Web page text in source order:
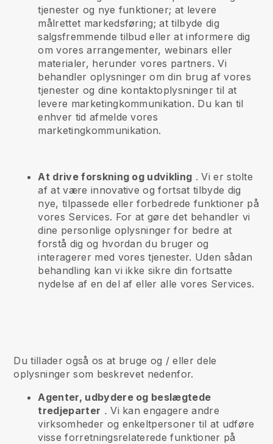
tjenester og nye funktioner; at levere
målrettet markedsføring; at tilbyde dig
salgsfremmende tilbud eller at informere dig
om vores arrangementer, webinars eller
materialer, herunder vores partners. Vi
behandler oplysninger om din brug af vores
tjenester og dine kontaktoplysninger til at
levere marketingkommunikation. Du kan til
enhver tid afmelde vores
marketingkommunikation.
At drive forskning og udvikling . Vi er stolte
af at være innovative og fortsat tilbyde dig
nye, tilpassede eller forbedrede funktioner på
vores Services. For at gøre det behandler vi
dine personlige oplysninger for bedre at
forstå dig og hvordan du bruger og
interagerer med vores tjenester. Uden sådan
behandling kan vi ikke sikre din fortsatte
nydelse af en del af eller alle vores Services.
Du tillader også os at bruge og / eller dele
oplysninger som beskrevet nedenfor.
Agenter, udbydere og beslægtede
tredjeparter . Vi kan engagere andre
virksomheder og enkeltpersoner til at udføre
visse forretningsrelaterede funktioner på